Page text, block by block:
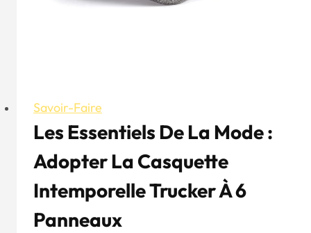
Savoir-Faire
Les Essentiels De La Mode :
Adopter La Casquette
Intemporelle Trucker À 6
Panneaux